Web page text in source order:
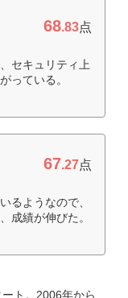
68.83点
セキュリティ上
っている。
67.27点
るようなので、
成績が伸びた。
ト。2006年から